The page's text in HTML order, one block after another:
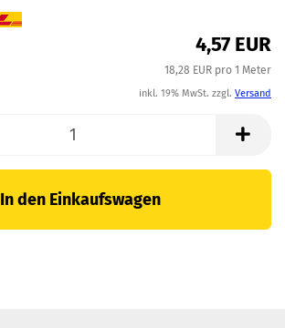
4,57 EUR
18,28 EUR pro 1 Meter
inkl. 19% MwSt. zzgl. Versand
In den Einkaufswagen